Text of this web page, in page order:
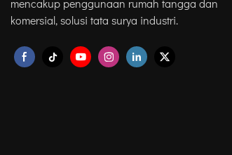
mencakup penggunaan rumah tangga dan
komersial, solusi tata surya industri.